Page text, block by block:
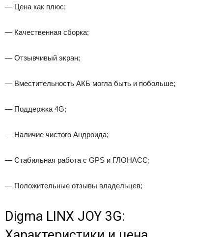
— Цена как плюс;
— Качественная сборка;
— Отзывчивый экран;
— Вместительность АКБ могла быть и побольше;
— Поддержка 4G;
— Наличие чистого Андроида;
— Стабильная работа с GPS и ГЛОНАСС;
— Положительные отзывы владельцев;
Digma LINX JOY 3G: